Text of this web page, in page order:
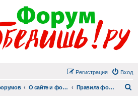
Вход
Регистрация
О сайте и форуме Правила форума, объявления администрации